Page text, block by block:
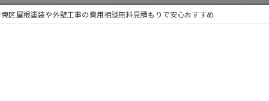
区屋根塗装や外壁工事の費用相談無料見積もりで安心おすすめ